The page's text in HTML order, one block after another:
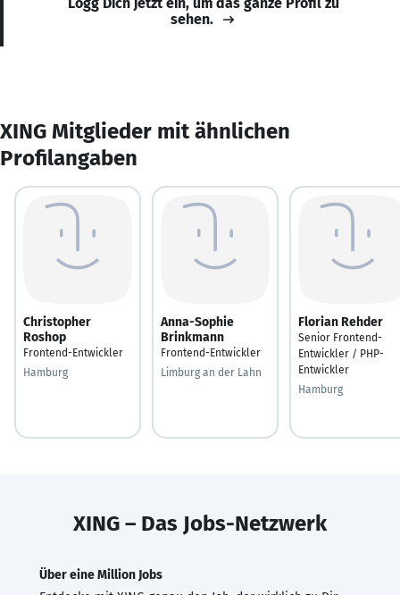
sehen.
XING Mitglieder mit ähnlichen
Profilangaben
Christopher
Roshop
Frontend-Entwickler
Hamburg
Anna-Sophie
Brinkmann
Frontend-Entwickler
Limburg an der Lahn
Florian Rehder
Senior Frontend-
Entwickler / PHP-
Entwickler
Hamburg
XING – Das Jobs-Netzwerk
Über eine Million Jobs